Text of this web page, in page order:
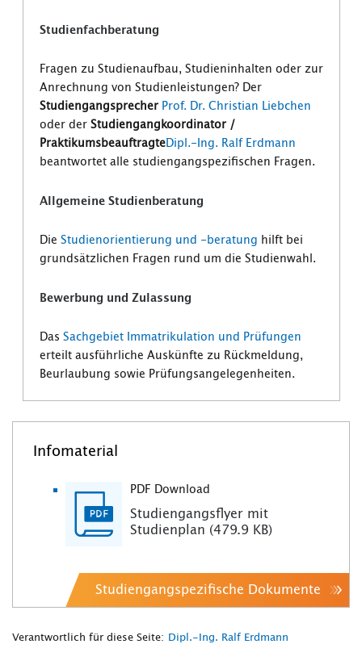
Studienfachberatung
Fragen zu Studienaufbau, Studieninhalten oder zur
Anrechnung von Studienleistungen? Der
Studiengangsprecher Prof. Dr. Christian Liebchen
oder der Studiengangkoordinator /
PraktikumsbeauftragteDipl.-Ing. Ralf Erdmann
beantwortet alle studiengangspezifischen Fragen.
Allgemeine Studienberatung
Die Studienorientierung und -beratung hilft bei
grundsätzlichen Fragen rund um die Studienwahl.
Bewerbung und Zulassung
Das Sachgebiet Immatrikulation und Prüfungen
erteilt ausführliche Auskünfte zu Rückmeldung,
Beurlaubung sowie Prüfungsangelegenheiten.
Infomaterial
PDF Download
Studiengangsflyer mit
Studienplan (479.9 KB)
Studiengangspezifische Dokumente
Verantwortlich für diese Seite: Dipl.-Ing. Ralf Erdmann